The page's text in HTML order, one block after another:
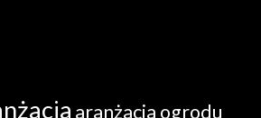
aranżacja ogrodu